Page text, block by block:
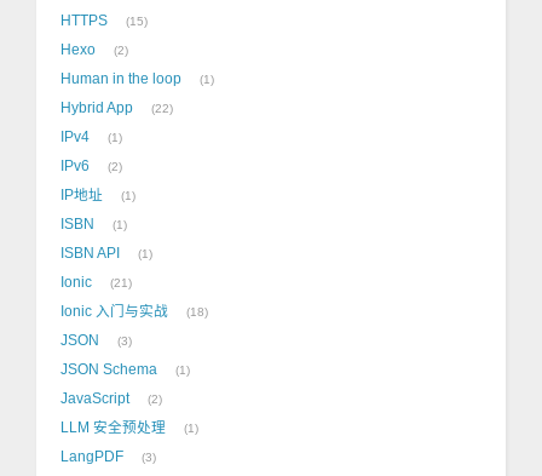
HTTPS 15
Hexo 2
Human in the loop 1
Hybrid App 22
IPv4 1
IPv6 2
IP地址 1
ISBN 1
ISBN API 1
Ionic 21
Ionic 入门与实战 18
JSON 3
JSON Schema 1
JavaScript 2
LLM 安全预处理 1
LangPDF 3